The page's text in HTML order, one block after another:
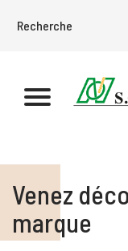
Venez
marque